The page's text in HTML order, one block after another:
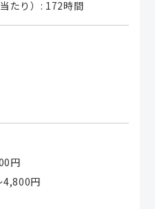
たり）: 172時間
円
4,800円